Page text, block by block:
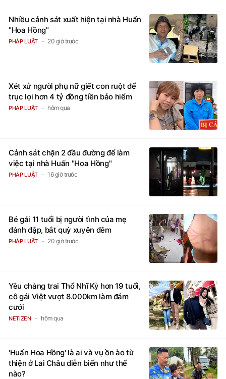
Nhiều cảnh sát xuất hiện tại nhà Huấn
"Hoa Hồng"
PHÁP LUẬT 20 giờ trước
Xét xử người phụ nữ giết con ruột để
trục lợi hơn 4 tỷ đồng tiền bảo hiểm
PHÁP LUẬT hôm qua
Cảnh sát chặn 2 đầu đường để làm
việc tại nhà Huấn "Hoa Hồng"
PHÁP LUẬT 16 giờ trước
Bé gái 11 tuổi bị người tình của mẹ
đánh đập, bắt quỳ xuyên đêm
PHÁP LUẬT 20 giờ trước
Yêu chàng trai Thổ Nhĩ Kỳ hơn 19 tuổi,
cô gái Việt vượt 8.000km làm đám
cưới
NETIZEN hôm qua
'Huấn Hoa Hồng' là ai và vụ ồn ào từ
thiện ở Lai Châu diễn biến như thế
nào?